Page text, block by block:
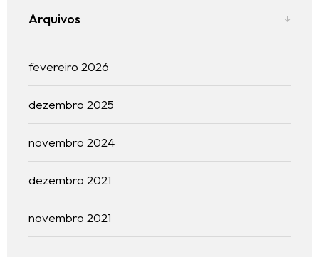
Ínicio
Blog
Serviços
Arquivos
fevereiro 2026
dezembro 2025
novembro 2024
dezembro 2021
novembro 2021